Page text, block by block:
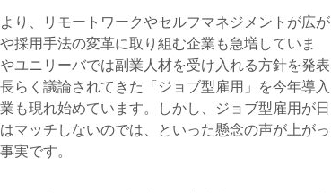
り、リモートワークやセルフマネジメントが広が
採用手法の変革に取り組む企業も急増していま
ユニリーバでは副業人材を受け入れる方針を発表
らく議論されてきた「ジョブ型雇用」を今年導入
も現れ始めています。しかし、ジョブ型雇用が日
マッチしないのでは、といった懸念の声が上がっ
実です。